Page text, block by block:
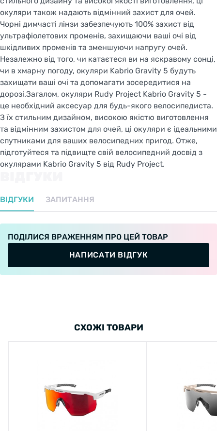
окуляри також надають відмінний захист для очей.
Чорні димчасті лінзи забезпечують 100% захист від
ультрафіолетових променів, захищаючи ваші очі від
шкідливих променів та зменшуючи напругу очей.
Незалежно від того, чи катаєтеся ви на яскравому сонці,
чи в хмарну погоду, окуляри Kabrio Gravity 5 будуть
захищати ваші очі та допомагати зосередитися на
дорозі.Загалом, окуляри Rudy Project Kabrio Gravity 5 -
це необхідний аксесуар для будь-якого велосипедиста.
З їх стильним дизайном, високою якістю виготовлення
та відмінним захистом для очей, ці окуляри є ідеальними
спутниками для ваших велосипедних пригод. Отже,
підготуйтеся та підвищте свій велосипедний досвід з
окулярами Kabrio Gravity 5 від Rudy Project.
ВІДГУКИ ЗАПИТАННЯ
ПОДІЛИСЯ ВРАЖЕННЯМ ПРО ЦЕЙ ТОВАР
НАПИСАТИ ВІДГУК
СХОЖІ ТОВАРИ